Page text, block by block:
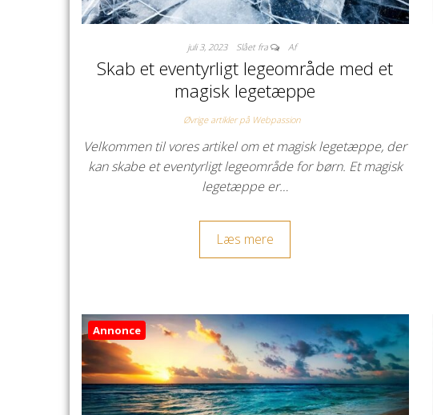
juli 3, 2023 Slået fra Af
Skab et eventyrligt legeområde med et
magisk legetæppe
Øvrige artikler på Webpassion
Velkommen til vores artikel om et magisk legetæppe, der
kan skabe et eventyrligt legeområde for børn. Et magisk
legetæppe er…
Læs mere
Annonce